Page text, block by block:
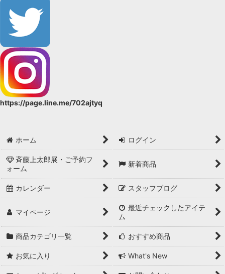
https://page.line.me/702ajtyq
ホーム ログイン
斉藤上太郎展・ご予約フ
ォーム
新着商品
カレンダー スタッフブログ
マイページ
最近チェックしたアイテ
ム
商品カテゴリ一覧 おすすめ商品
お気に入り What's New